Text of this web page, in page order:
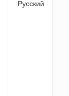
Русский